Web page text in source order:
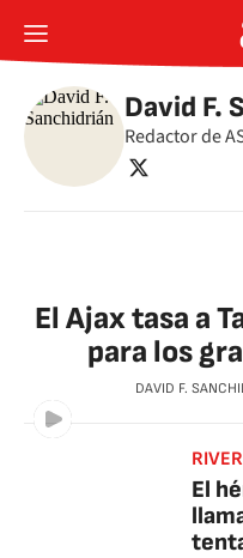
David F.
Redactor de
twitter
El Ajax tasa a
para los
DAVID F.
El